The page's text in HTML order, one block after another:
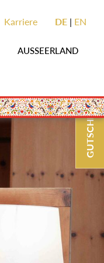
AUSSEERLAND
Karriere DE EN
GUTSCHEINE